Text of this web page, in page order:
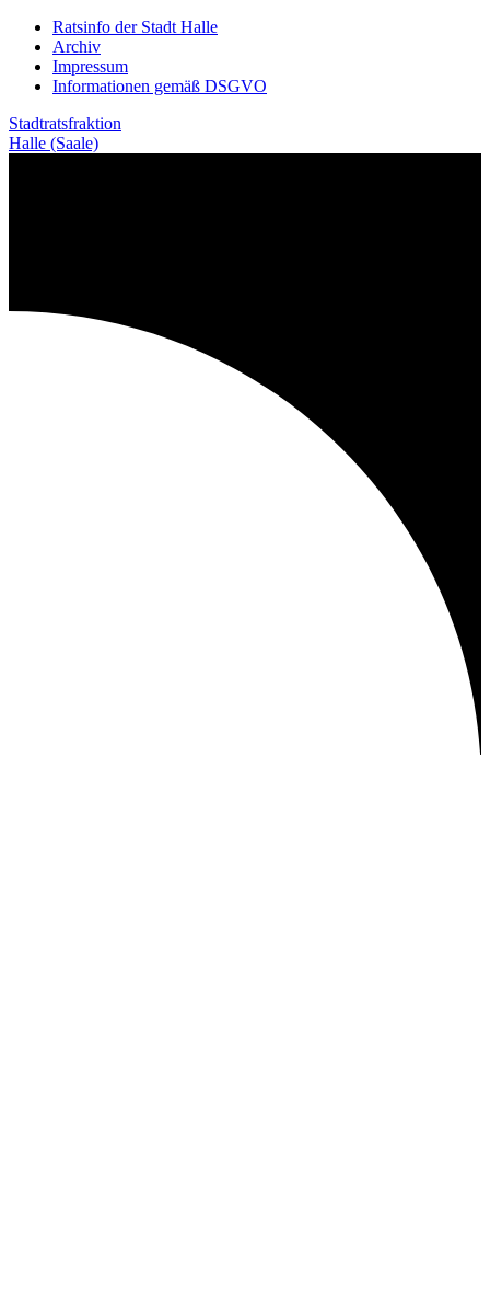
Weiter
zum
Inhalt
Ratsinfo der Stadt Halle
Archiv
Impressum
Informationen gemäß DSGVO
Stadtratsfraktion
Halle (Saale)